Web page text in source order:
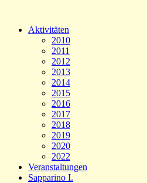
Aktivitäten
2010
2011
2012
2013
2014
2015
2016
2017
2018
2019
2020
2022
Veranstaltungen
Sapparino I.